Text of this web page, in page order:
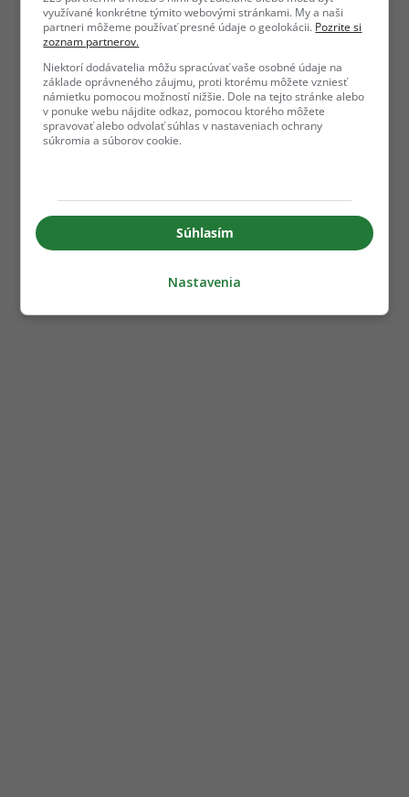
využívané konkrétne týmito webovými stránkami. My a naši
partneri môžeme používať presné údaje o geolokácii. Pozrite si
zoznam partnerov.
Niektorí dodávatelia môžu spracúvať vaše osobné údaje na
základe oprávneného záujmu, proti ktorému môžete vzniesť
námietku pomocou možností nižšie. Dole na tejto stránke alebo
v ponuke webu nájdite odkaz, pomocou ktorého môžete
spravovať alebo odvolať súhlas v nastaveniach ochrany
súkromia a súborov cookie.
Súhlasím
Nastavenia